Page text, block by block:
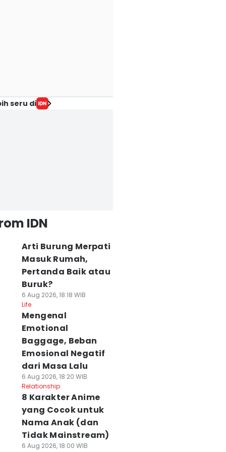
seru di
IDN
Arti Burung Merpati
Masuk Rumah,
Pertanda Baik atau
Buruk?
6 Aug 2026, 18:18 WIB
Life
Mengenal
Emotional
Baggage, Beban
Emosional Negatif
dari Masa Lalu
6 Aug 2026, 18:20 WIB
Relationship
8 Karakter Anime
yang Cocok untuk
Nama Anak (dan
Tidak Mainstream)
6 Aug 2026, 18:00 WIB